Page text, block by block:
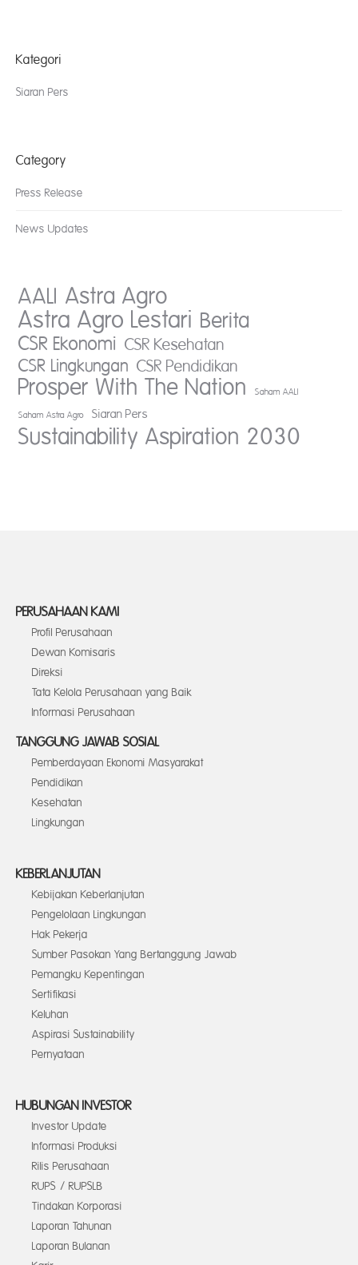
Kategori
Siaran Pers
Category
Press Release
News Updates
AALI Astra Agro
Astra Agro Lestari Berita
CSR Ekonomi CSR Kesehatan
CSR Lingkungan CSR Pendidikan
Prosper With The Nation Saham AALI
Saham Astra Agro Siaran Pers
Sustainability Aspiration 2030
PERUSAHAAN KAMI
Profil Perusahaan
Dewan Komisaris
Direksi
Tata Kelola Perusahaan yang Baik
Informasi Perusahaan
TANGGUNG JAWAB SOSIAL
Pemberdayaan Ekonomi Masyarakat
Pendidikan
Kesehatan
Lingkungan
KEBERLANJUTAN
Kebijakan Keberlanjutan
Pengelolaan Lingkungan
Hak Pekerja
Sumber Pasokan Yang Bertanggung Jawab
Pemangku Kepentingan
Sertifikasi
Keluhan
Aspirasi Sustainability
Pernyataan
HUBUNGAN INVESTOR
Investor Update
Informasi Produksi
Rilis Perusahaan
RUPS / RUPSLB
Tindakan Korporasi
Laporan Tahunan
Laporan Bulanan